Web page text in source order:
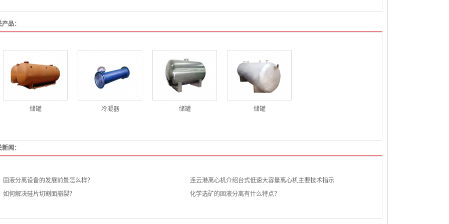
品：
储罐 冷凝器 储罐 储罐
闻：
固液分离设备的发展前景怎么样？
连云港离心机介绍台式低速大容量离心机主要技术指示
如何解决硅片切割面崩裂？
化学选矿的固液分离有什么特点？